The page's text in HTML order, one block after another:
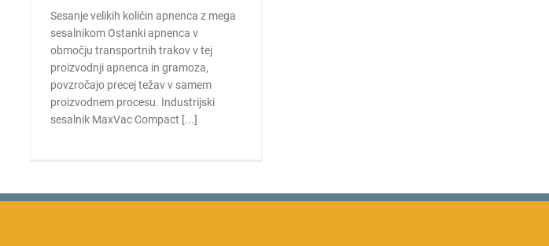
Sesanje velikih količin apnenca z mega
sesalnikom Ostanki apnenca v
območju transportnih trakov v tej
proizvodnji apnenca in gramoza,
povzročajo precej težav v samem
proizvodnem procesu. Industrijski
sesalnik MaxVac Compact [...]